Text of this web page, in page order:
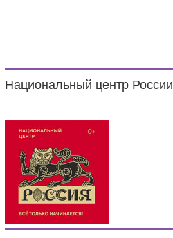
Национальный центр России